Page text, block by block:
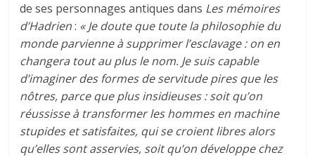
de ses personnages antiques dans Les mémoires
d’Hadrien: « Je doute que toute la philosophie du
monde parvienne à supprimer l’esclavage : on en
changera tout au plus le nom. Je suis capable
d’imaginer des formes de servitude pires que les
nôtres, parce que plus insidieuses : soit qu’on
réussisse à transformer les hommes en machine
stupides et satisfaites, qui se croient libres alors
qu’elles sont asservies, soit qu’on développe chez